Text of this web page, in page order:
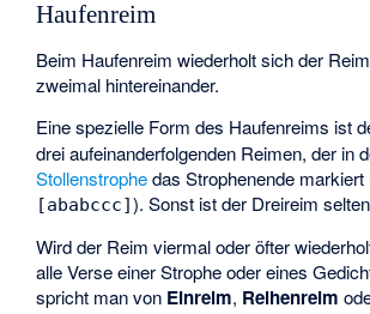
Haufenreim
Beim Haufenreim wiederholt sich der
zweimal hintereinander.
Eine spezielle Form des Haufenreims ist
drei aufeinanderfolgenden Reimen, der in
Stollenstrophedas Strophenende markiert
[ababccc]). Sonst ist der Dreireim
Wird der Reim viermal oder öfter
alle Verse einer Strophe oder eines
spricht man von Einreim, Reihenreim